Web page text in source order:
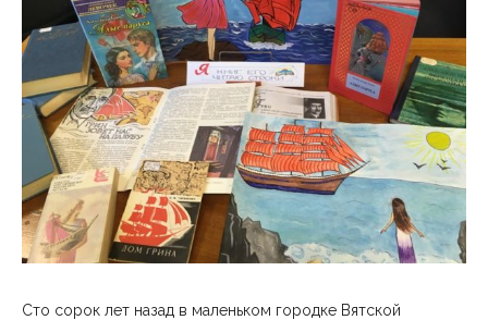
Сто сорок лет назад в маленьком городке Вятской